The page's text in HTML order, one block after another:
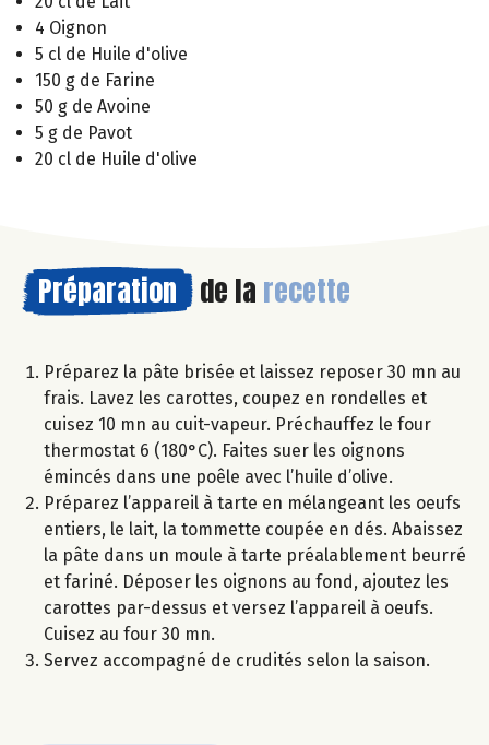
4 Oignon
5 cl de Huile d'olive
150 g de Farine
50 g de Avoine
5 g de Pavot
20 cl de Huile d'olive
Préparation de la recette
Préparez la pâte brisée et laissez reposer 30 mn au
frais. Lavez les carottes, coupez en rondelles et
cuisez 10 mn au cuit-vapeur. Préchauffez le four
thermostat 6 (180°C). Faites suer les oignons
émincés dans une poêle avec l’huile d’olive.
Préparez l’appareil à tarte en mélangeant les oeufs
entiers, le lait, la tommette coupée en dés. Abaissez
la pâte dans un moule à tarte préalablement beurré
et fariné. Déposer les oignons au fond, ajoutez les
carottes par-dessus et versez l’appareil à oeufs.
Cuisez au four 30 mn.
Servez accompagné de crudités selon la saison.